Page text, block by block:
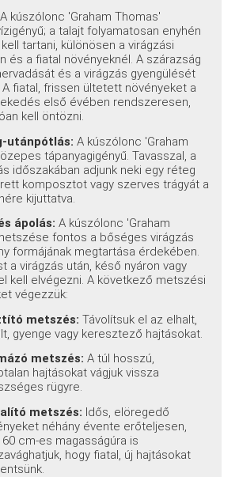
A kúszólonc 'Graham Thomas'
a talajt folyamatosan enyhén
tartani, különösen a virágzási
és a fiatal növényeknél. A szárazság
és a virágzás gyengülését
A fiatal, frissen ültetett növényeket a
első évében rendszeresen,
kell öntözni.
utánpótlás: A kúszólonc 'Graham
tápanyagigényű. Tavasszal, a
időszakában adjunk neki egy réteg
komposztot vagy szerves trágyát a
kijuttatva.
ápolás: A kúszólonc 'Graham
fontos a bőséges virágzás
formájának megtartása érdekében.
a virágzás után, késő nyáron vagy
kell elvégezni. A következő metszési
végezzük:
metszés: Távolítsuk el az elhalt,
gyenge vagy keresztező hajtásokat.
metszés: A túl hosszú,
hajtásokat vágjuk vissza
rügyre.
metszés: Idős, elöregedő
néhány évente erőteljesen,
60 cm-es magasságúra is
hogy fiatal, új hajtásokat